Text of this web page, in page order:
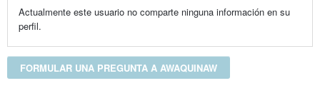
Actualmente este usuario no comparte ninguna información en su
perfil.
FORMULAR UNA PREGUNTA A AWAQUINAW